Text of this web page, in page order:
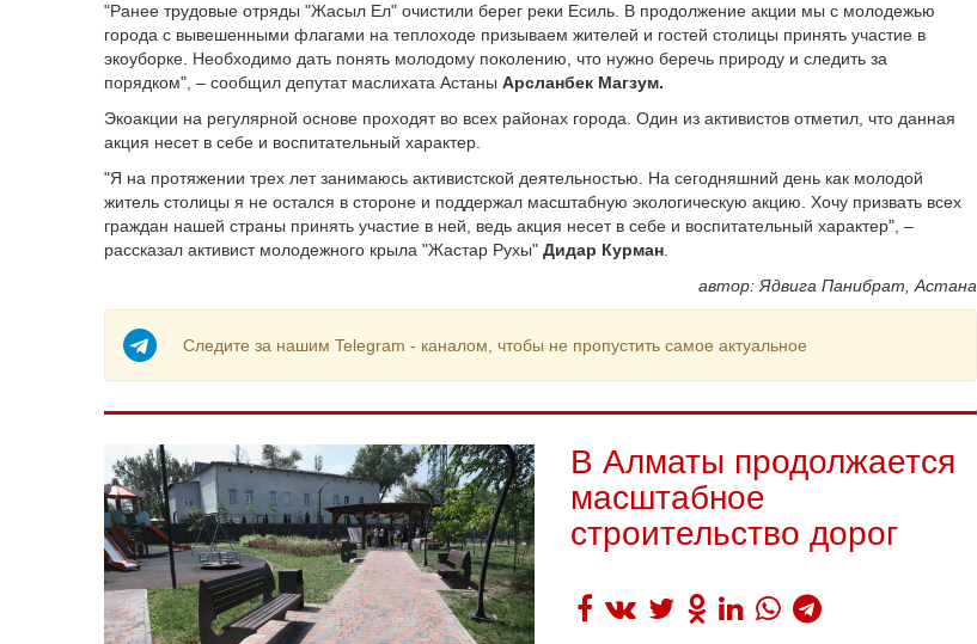
"Ранее трудовые отряды "Жасыл Ел" очистили берег реки Есиль. В продолжение акции мы с молодежью
города с вывешенными флагами на теплоходе призываем жителей и гостей столицы принять участие в
экоуборке. Необходимо дать понять молодому поколению, что нужно беречь природу и следить за
порядком", – сообщил депутат маслихата Астаны Арсланбек Магзум.
Экоакции на регулярной основе проходят во всех районах города. Один из активистов отметил, что данная
акция несет в себе и воспитательный характер.
"Я на протяжении трех лет занимаюсь активистской деятельностью. На сегодняшний день как молодой
житель столицы я не остался в стороне и поддержал масштабную экологическую акцию. Хочу призвать всех
граждан нашей страны принять участие в ней, ведь акция несет в себе и воспитательный характер", –
рассказал активист молодежного крыла "Жастар Рухы" Дидар Курман
автор: Ядвига Панибрат, Астана
Следите за нашим Telegram - каналом, чтобы не пропустить самое актуальное
В Алматы продолжается
масштабное
строительство дорог